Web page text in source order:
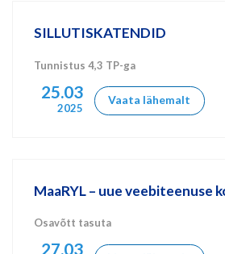
SILLUTISKATENDID
Tunnistus 4,3 TP-ga
25.03
2025
Vaata lähemalt
MaaRYL – uue veebiteenuse
Osavõtt tasuta
27.03